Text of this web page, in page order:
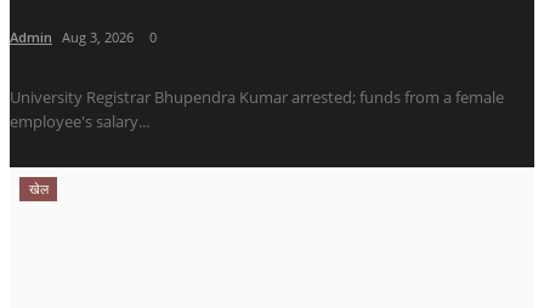
Admin Aug 3, 2026 0
University Registrar Bhupendra Kumar arrested; funds from a female
employee's salary...
खेल